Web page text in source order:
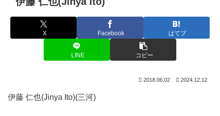
X Facebook はてブ
LINE コピー
2018.06.02 2024.12.12
伊藤 仁也(Jinya Ito)(三河)